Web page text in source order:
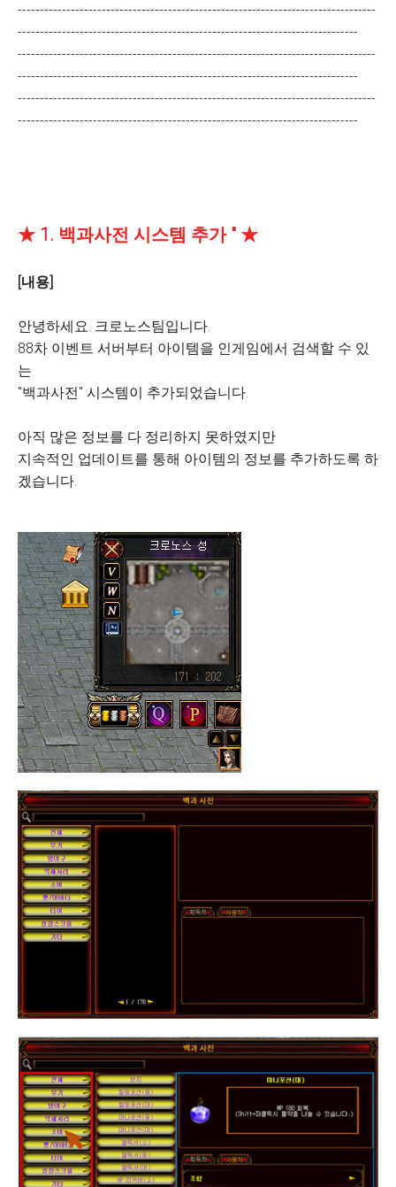
---------------------------------------------------------------------------------
-----------------------------------------------------------------------------
---------------------------------------------------------------------------------
-----------------------------------------------------------------------------
---------------------------------------------------------------------------------
-----------------------------------------------------------------------------
★ 1. 백과사전 시스템 추가 " ★
[내용]
안녕하세요. 크로노스팀입니다.
88차 이벤트 서버부터 아이템을 인게임에서 검색할 수 있
는
"백과사전" 시스템이 추가되었습니다.
아직 많은 정보를 다 정리하지 못하였지만
지속적인 업데이트를 통해 아이템의 정보를 추가하도록 하
겠습니다.